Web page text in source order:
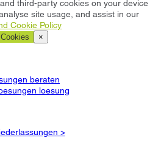
third-party cookies on your device
site usage, and assist in our
Cookie Policy
×
beraten
loesung
>